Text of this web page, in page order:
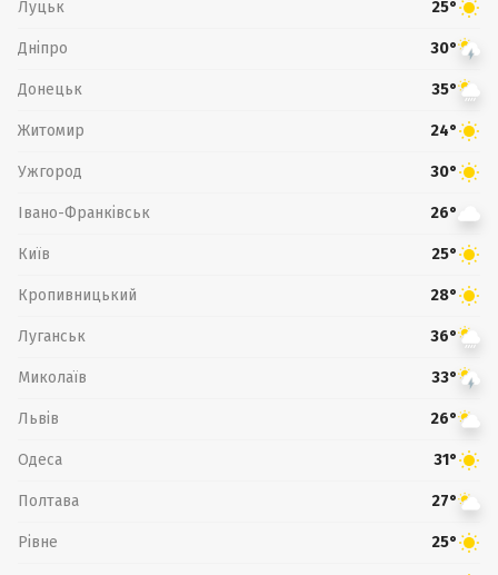
Луцьк 25°
Дніпро 30°
Донецьк 35°
Житомир 24°
Ужгород 30°
Івано-Франківськ 26°
Київ 25°
Кропивницький 28°
Луганськ 36°
Миколаїв 33°
Львів 26°
Одеса 31°
Полтава 27°
Рівне 25°